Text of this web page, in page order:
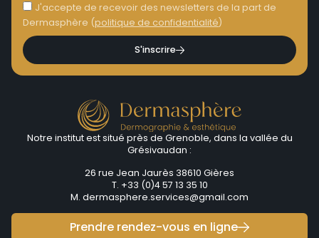
J'accepte de recevoir des newsletters de la part de
Dermasphère (politique de confidentialité)
S'inscrire
Notre institut est situé près de Grenoble, dans la vallée du
Grésivaudan :
26 rue Jean Jaurès 38610 Gières
T. +33 (0)4 57 13 35 10
M. dermasphere.services@gmail.com
Prendre rendez-vous en ligne